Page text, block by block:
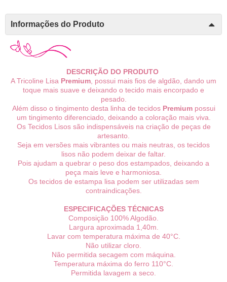
Informações do Produto
DESCRIÇÃO DO PRODUTO
A Tricoline Lisa Premium , possui mais fios de algdão, dando um
toque mais suave e deixando o tecido mais encorpado e
pesado.
Além disso o tingimento desta linha de tecidos Premiumpossui
um tingimento diferenciado, deixando a coloração mais viva.
Os Tecidos Lisos são indispensáveis na criação de peças de
artesanto.
Seja em versões mais vibrantes ou mais neutras, os tecidos
lisos não podem deixar de faltar.
Pois ajudam a quebrar o peso dos estampados, deixando a
peça mais leve e harmoniosa.
Os tecidos de estampa lisa podem ser utilizadas sem
contraindicações.
ESPECIFICAÇÕES TÉCNICAS
Composição 100% Algodão.
Largura aproximada 1,40m.
Lavar com temperatura máxima de 40°C.
Não utilizar cloro.
Não permitida secagem com máquina.
Temperatura máxima do ferro 110°C.
Permitida lavagem a seco.